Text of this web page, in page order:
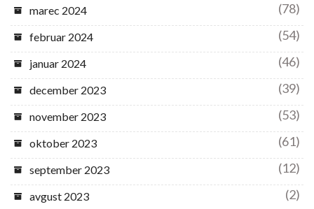
marec 2024 (78)
februar 2024 (54)
januar 2024 (46)
december 2023 (39)
november 2023 (53)
oktober 2023 (61)
september 2023 (12)
avgust 2023 (2)